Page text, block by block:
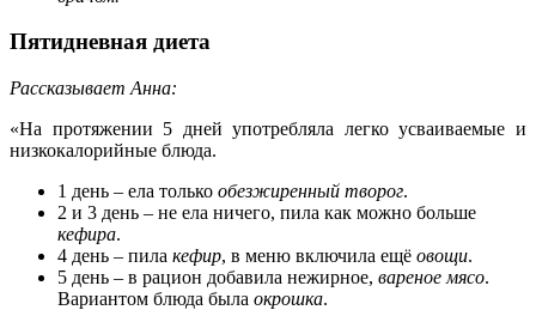
Пятидневная диета
Рассказывает Анна:
«На протяжении 5 дней употребляла легко усваиваемые и
низкокалорийные блюда.
1 день – ела только обезжиренный творог.
2 и 3 день – не ела ничего, пила как можно больше
кефира.
4 день – пила кефир, в меню включила ещё овощи.
5 день – в рацион добавила нежирное, вареное мясо.
Вариантом блюда была окрошка.